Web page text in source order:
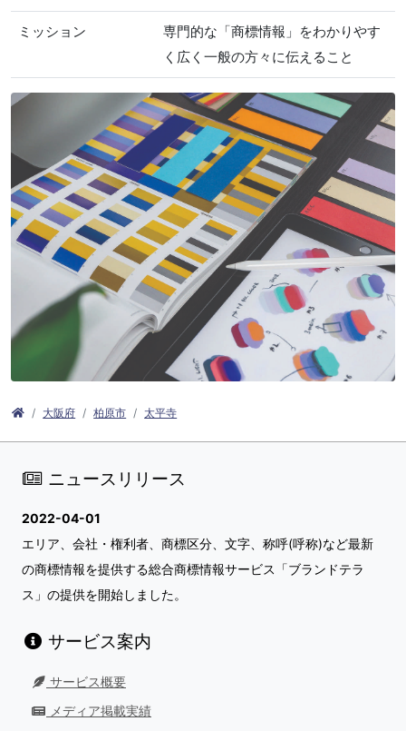
ミッション
専門的な「商標情報」をわかりやす
く広く一般の方々に伝えること
大阪府 柏原市 太平寺
ニュースリリース
2022-04-01
エリア、会社・権利者、商標区分、文字、称呼(呼称)など最新
の商標情報を提供する総合商標情報サービス「ブランドテラ
ス」の提供を開始しました。
サービス案内
サービス概要
メディア掲載実績